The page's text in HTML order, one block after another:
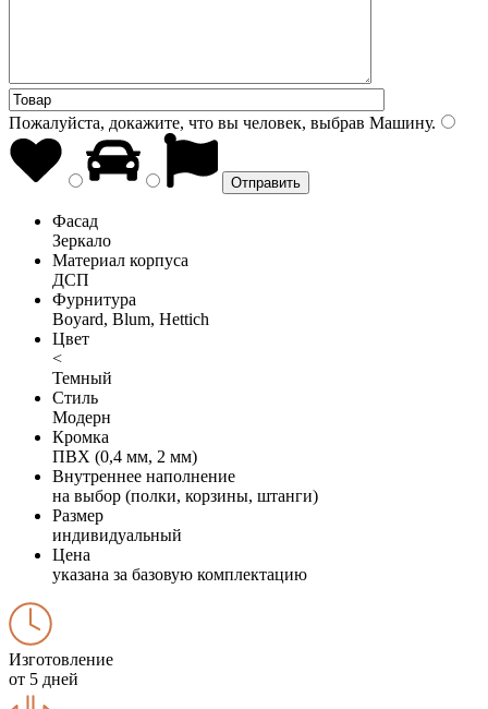
Пожалуйста, докажите, что вы человек, выбрав Машину.
Фасад
Зеркало
Материал корпуса
ДСП
Фурнитура
Boyard, Blum, Hettich
Цвет
<
Темный
Стиль
Модерн
Кромка
ПВХ (0,4 мм, 2 мм)
Внутреннее наполнение
на выбор (полки, корзины, штанги)
Размер
индивидуальный
Цена
указана за базовую комплектацию
Изготовление
от 5 дней